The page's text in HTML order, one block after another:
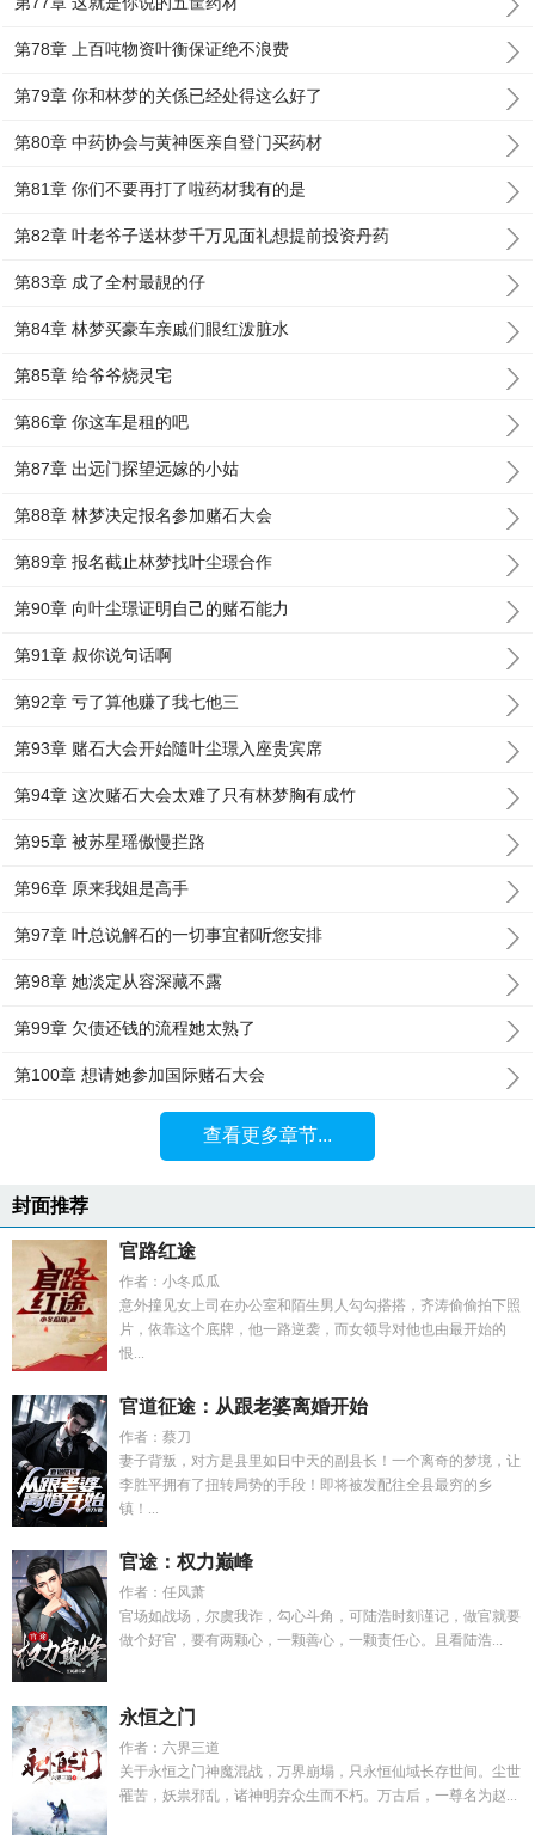
第78章 上百吨物资叶衡保证绝不浪费
第79章 你和林梦的关係已经处得这么好了
第80章 中药协会与黄神医亲自登门买药材
第81章 你们不要再打了啦药材我有的是
第82章 叶老爷子送林梦千万见面礼想提前投资丹药
第83章 成了全村最靚的仔
第84章 林梦买豪车亲戚们眼红泼脏水
第85章 给爷爷烧灵宅
第86章 你这车是租的吧
第87章 出远门探望远嫁的小姑
第88章 林梦决定报名参加赌石大会
第89章 报名截止林梦找叶尘璟合作
第90章 向叶尘璟证明自己的赌石能力
第91章 叔你说句话啊
第92章 亏了算他赚了我七他三
第93章 赌石大会开始隨叶尘璟入座贵宾席
第94章 这次赌石大会太难了只有林梦胸有成竹
第95章 被苏星瑶傲慢拦路
第96章 原来我姐是高手
第97章 叶总说解石的一切事宜都听您安排
第98章 她淡定从容深藏不露
第99章 欠债还钱的流程她太熟了
第100章 想请她参加国际赌石大会
查看更多章节...
封面推荐
官路红途
作者：小冬瓜瓜
意外撞见女上司在办公室和陌生男人勾勾搭搭，齐涛偷偷拍下照
片，依靠这个底牌，他一路逆袭，而女领导对他也由最开始的
恨...
官道征途：从跟老婆离婚开始
作者：蔡刀
妻子背叛，对方是县里如日中天的副县长！一个离奇的梦境，让
李胜平拥有了扭转局势的手段！即将被发配往全县最穷的乡
镇！...
官途：权力巅峰
作者：任风萧
官场如战场，尔虞我诈，勾心斗角，可陆浩时刻谨记，做官就要
做个好官，要有两颗心，一颗善心，一颗责任心。且看陆浩...
永恒之门
作者：六界三道
关于永恒之门神魔混战，万界崩塌，只永恒仙域长存世间。尘世
罹苦，妖祟邪乱，诸神明弃众生而不朽。万古后，一尊名为赵...